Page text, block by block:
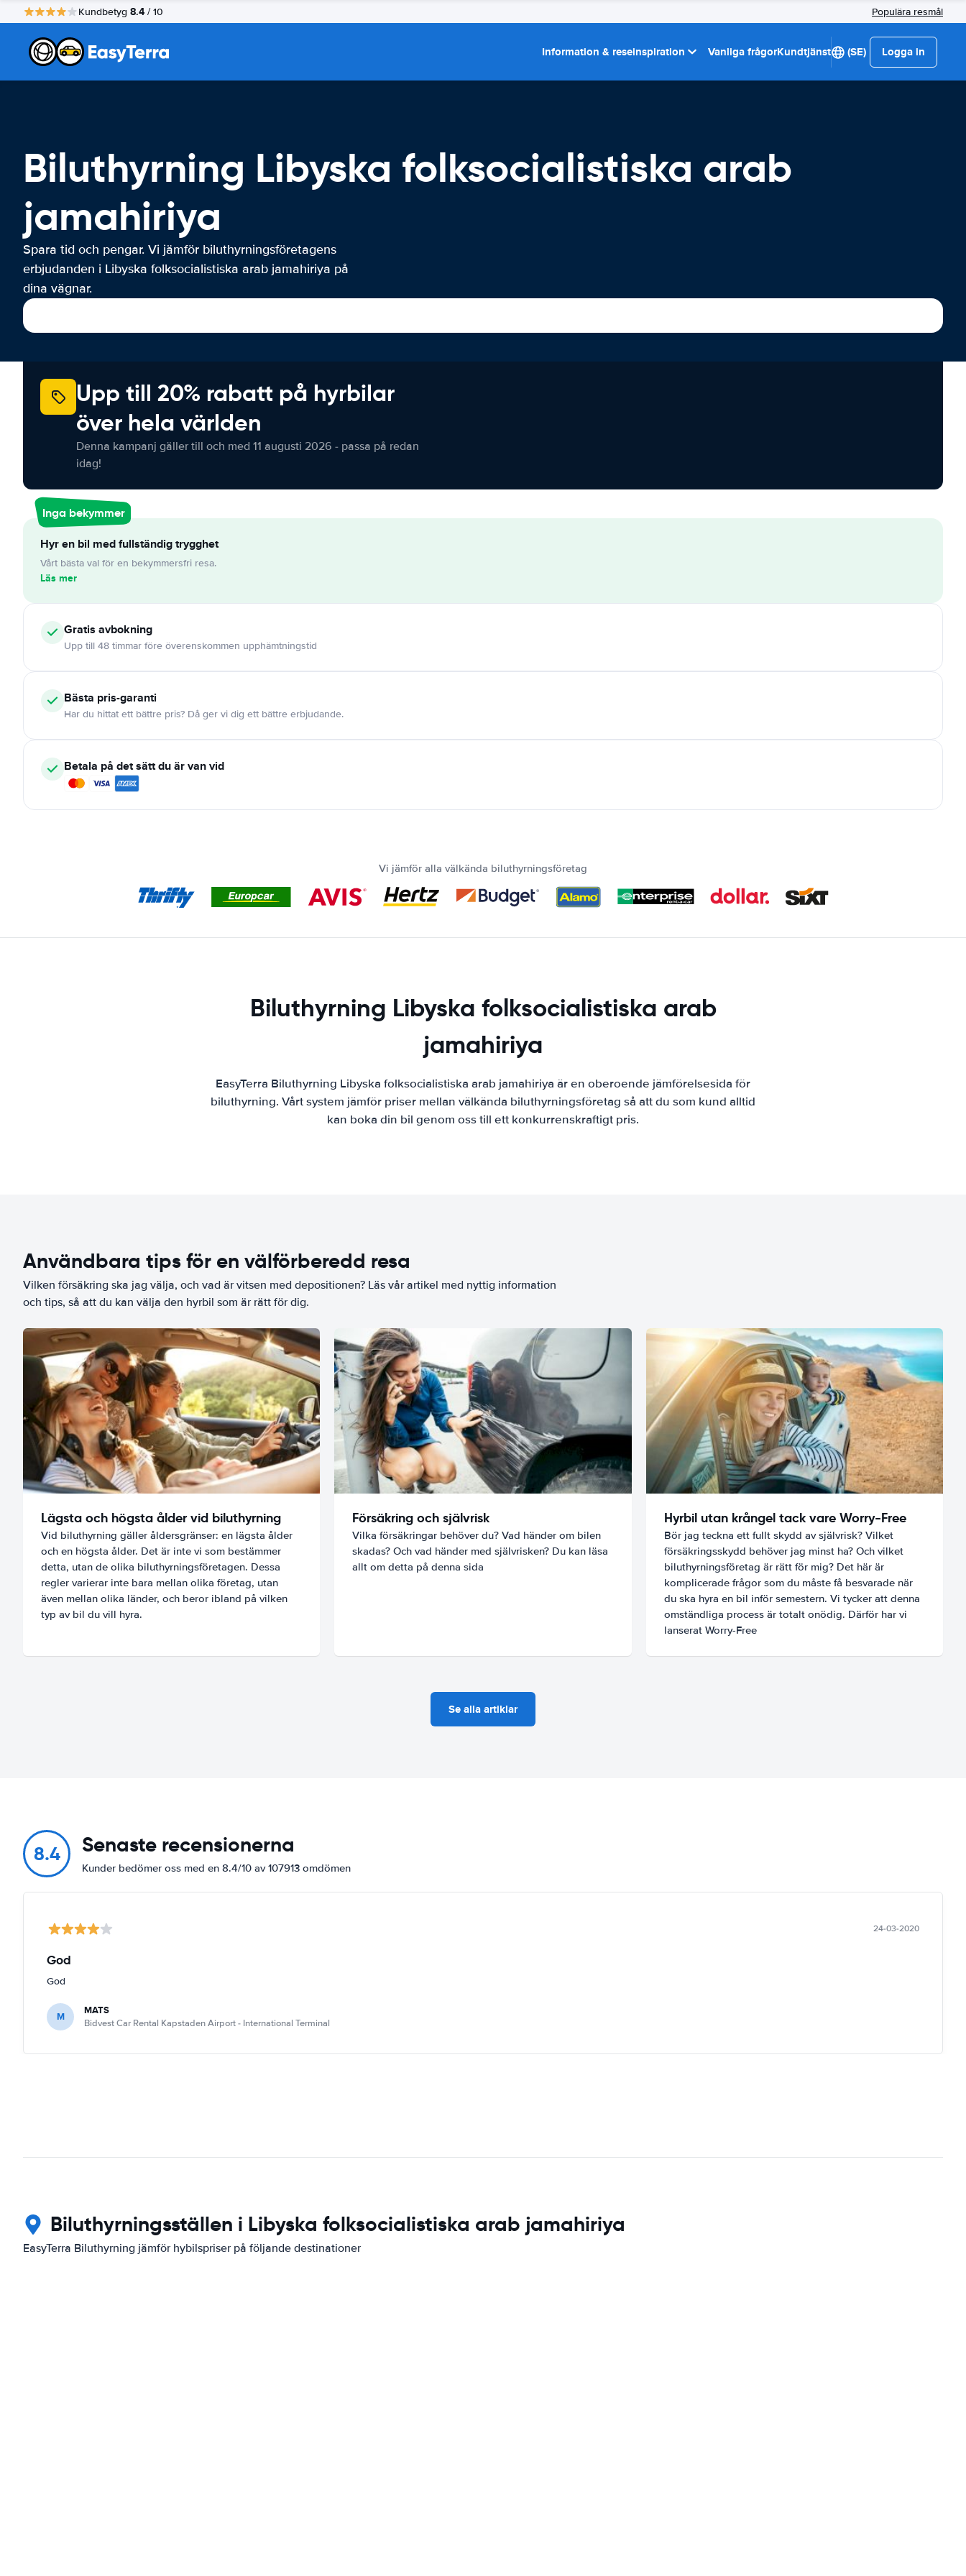
Kundbetyg 8.4 / 10 Populära resmål
Information & reseinspiration Vanliga frågorKundtjänst (SE) Logga in
Biluthyrning Libyska folksocialistiska arab
jamahiriya
Spara tid och pengar. Vi jämför biluthyrningsföretagens
erbjudanden i Libyska folksocialistiska arab jamahiriya på
dina vägnar.
Upp till 20% rabatt på hyrbilar
över hela världen
Denna kampanj gäller till och med 11 augusti 2026 - passa på redan
idag!
Inga bekymmer
Hyr en bil med fullständig trygghet
Vårt bästa val för en bekymmersfri resa.
Läs mer
Gratis avbokning
Upp till 48 timmar före överenskommen upphämtningstid
Bästa pris-garanti
Har du hittat ett bättre pris? Då ger vi dig ett bättre erbjudande.
Betala på det sätt du är van vid
Vi jämför alla välkända biluthyrningsföretag
Biluthyrning Libyska folksocialistiska arab
jamahiriya
EasyTerra Biluthyrning Libyska folksocialistiska arab jamahiriya är en oberoende jämförelsesida för
biluthyrning. Vårt system jämför priser mellan välkända biluthyrningsföretag så att du som kund alltid
kan boka din bil genom oss till ett konkurrenskraftigt pris.
Användbara tips för en välförberedd resa
Vilken försäkring ska jag välja, och vad är vitsen med depositionen? Läs vår artikel med nyttig information
och tips, så att du kan välja den hyrbil som är rätt för dig.
Lägsta och högsta ålder vid biluthyrning
Vid biluthyrning gäller åldersgränser: en lägsta ålder
och en högsta ålder. Det är inte vi som bestämmer
detta, utan de olika biluthyrningsföretagen. Dessa
regler varierar inte bara mellan olika företag, utan
även mellan olika länder, och beror ibland på vilken
typ av bil du vill hyra.
Försäkring och självrisk
Vilka försäkringar behöver du? Vad händer om bilen
skadas? Och vad händer med självrisken? Du kan läsa
allt om detta på denna sida
Hyrbil utan krångel tack vare Worry-Free
Bör jag teckna ett fullt skydd av självrisk? Vilket
försäkringsskydd behöver jag minst ha? Och vilket
biluthyrningsföretag är rätt för mig? Det här är
komplicerade frågor som du måste få besvarade när
du ska hyra en bil inför semestern. Vi tycker att denna
omständliga process är totalt onödig. Därför har vi
lanserat Worry-Free
Se alla artiklar
8.4 Senaste recensionerna
Kunder bedömer oss med en 8.4/10 av 107913 omdömen
24-03-2020
God
God
M MATS
Bidvest Car Rental Kapstaden Airport - International Terminal
Biluthyrningsställen i Libyska folksocialistiska arab jamahiriya
EasyTerra Biluthyrning jämför hybilspriser på följande destinationer